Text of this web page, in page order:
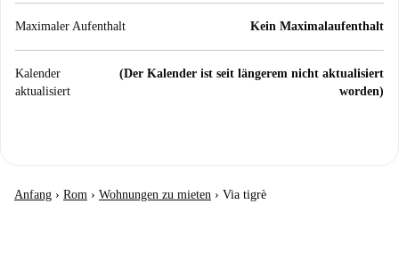
Maximaler Aufenthalt Kein Maximalaufenthalt
Kalender
aktualisiert
(Der Kalender ist seit längerem nicht aktualisiert
worden)
Anfang › Rom › Wohnungen zu mieten › Via tigrè